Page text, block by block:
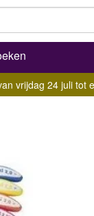
vrijdag 24 juli tot